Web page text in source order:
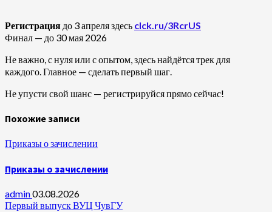
Регистрация до 3 апреля здесь clck.ru/3RcrUS
Финал — до 30 мая 2026
Не важно, с нуля или с опытом, здесь найдётся трек для
каждого. Главное — сделать первый шаг.
Не упусти свой шанс — регистрируйся прямо сейчас!
Похожие записи
Приказы о зачислении
Приказы о зачислении
admin03.08.2026
Первый выпуск ВУЦ ЧувГУ